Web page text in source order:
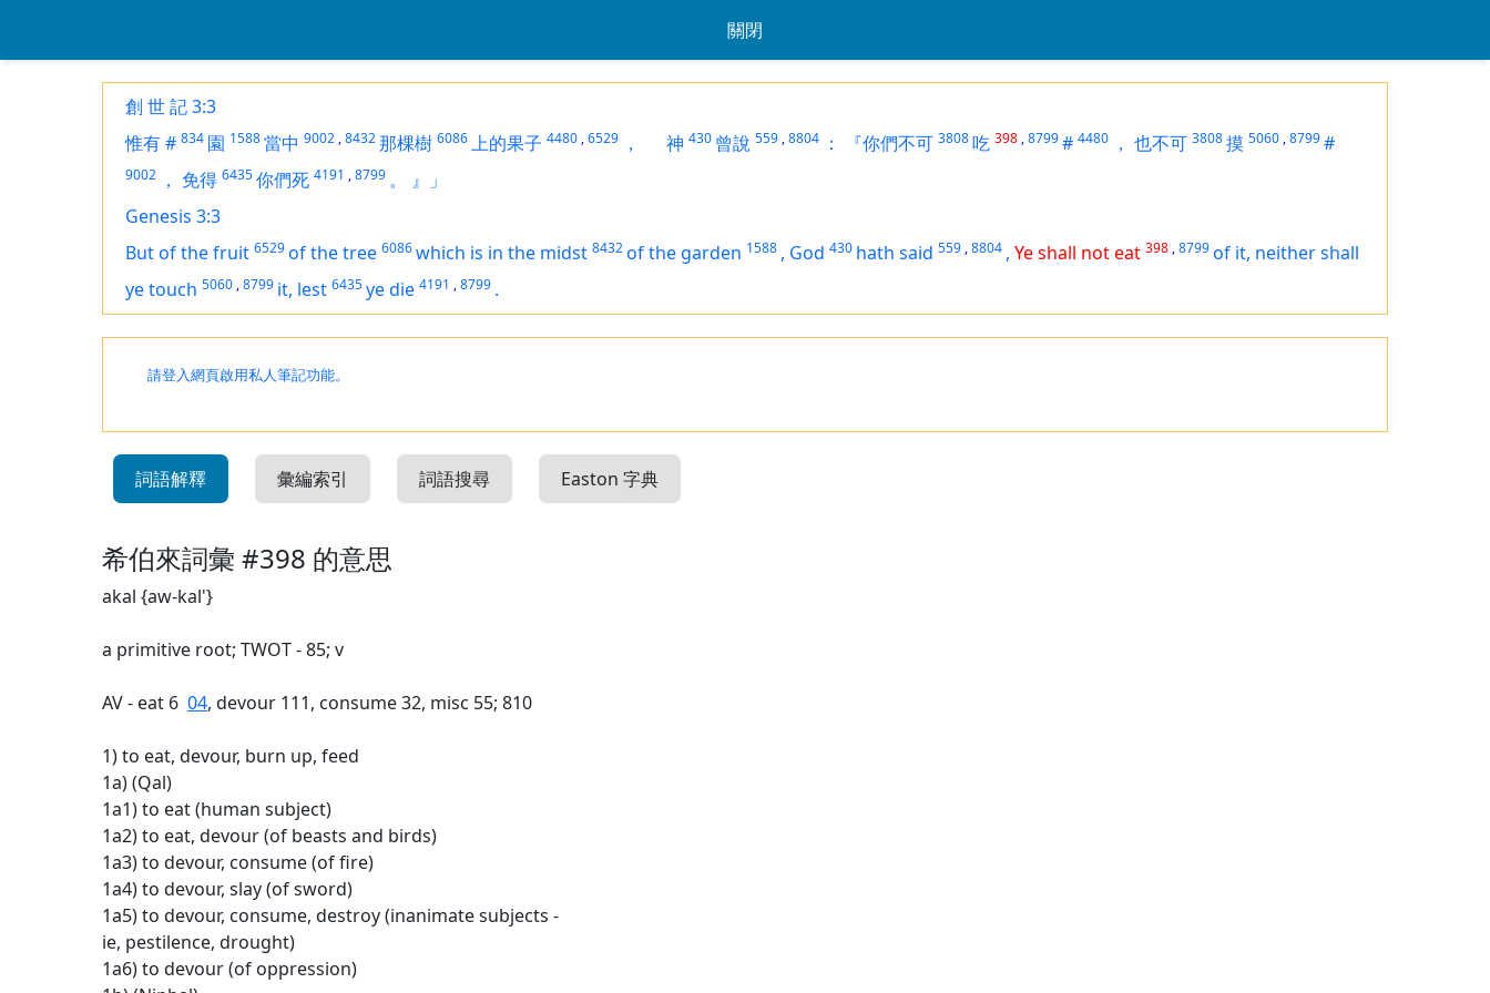
關閉
創 世 記 3:3
惟有# 834 園 1588當中 9002 ,8432那棵樹 6086上的果子 4480 ,6529 ， 神 430 曾說 559 ,8804 ： 『你們不可 3808吃 398 ,8799# 4480 ， 也不可 3808摸 5060 ,8799#
9002 ， 免得 6435你們死 4191 ,8799 。
』」
Genesis 3:3
But of the fruit 6529of the tree 6086which is in the midst 8432of the garden 1588 , God 430 hath said 559 ,8804 , Ye shall not eat 398 ,8799of it, neither shall
ye touch 5060 ,8799 it, lest 6435ye die 4191 ,8799 .
請登入網頁啟用私人筆記功能。
詞語解釋 彙編索引 詞語搜尋 Easton 字典
希伯來詞彙 #398 的意思
akal {aw-kal'}
a primitive root; TWOT - 85; v
AV - eat 6 04, devour 111, consume 32, misc 55; 810
1) to eat, devour, burn up, feed
1a) (Qal)
1a1) to eat (human subject)
1a2) to eat, devour (of beasts and birds)
1a3) to devour, consume (of fire)
1a4) to devour, slay (of sword)
1a5) to devour, consume, destroy (inanimate subjects -
ie, pestilence, drought)
1a6) to devour (of oppression)